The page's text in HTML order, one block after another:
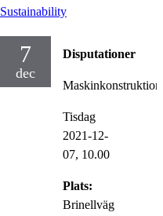
Sustainability
7
dec
Disputationer
Maskinkonstruktion
Tisdag
2021-12-
07, 10.00
Plats:
Brinellväg